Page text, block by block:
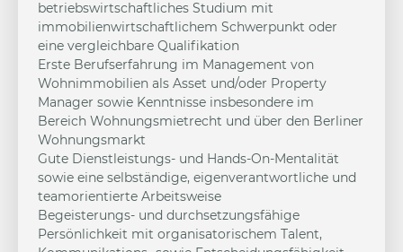
betriebswirtschaftliches Studium mit
immobilienwirtschaftlichem Schwerpunkt oder
eine vergleichbare Qualifikation
Erste Berufserfahrung im Management von
Wohnimmobilien als Asset und/oder Property
Manager sowie Kenntnisse insbesondere im
Bereich Wohnungsmietrecht und über den Berliner
Wohnungsmarkt
Gute Dienstleistungs- und Hands-On-Mentalität
sowie eine selbständige, eigenverantwortliche und
teamorientierte Arbeitsweise
Begeisterungs- und durchsetzungsfähige
Persönlichkeit mit organisatorischem Talent,